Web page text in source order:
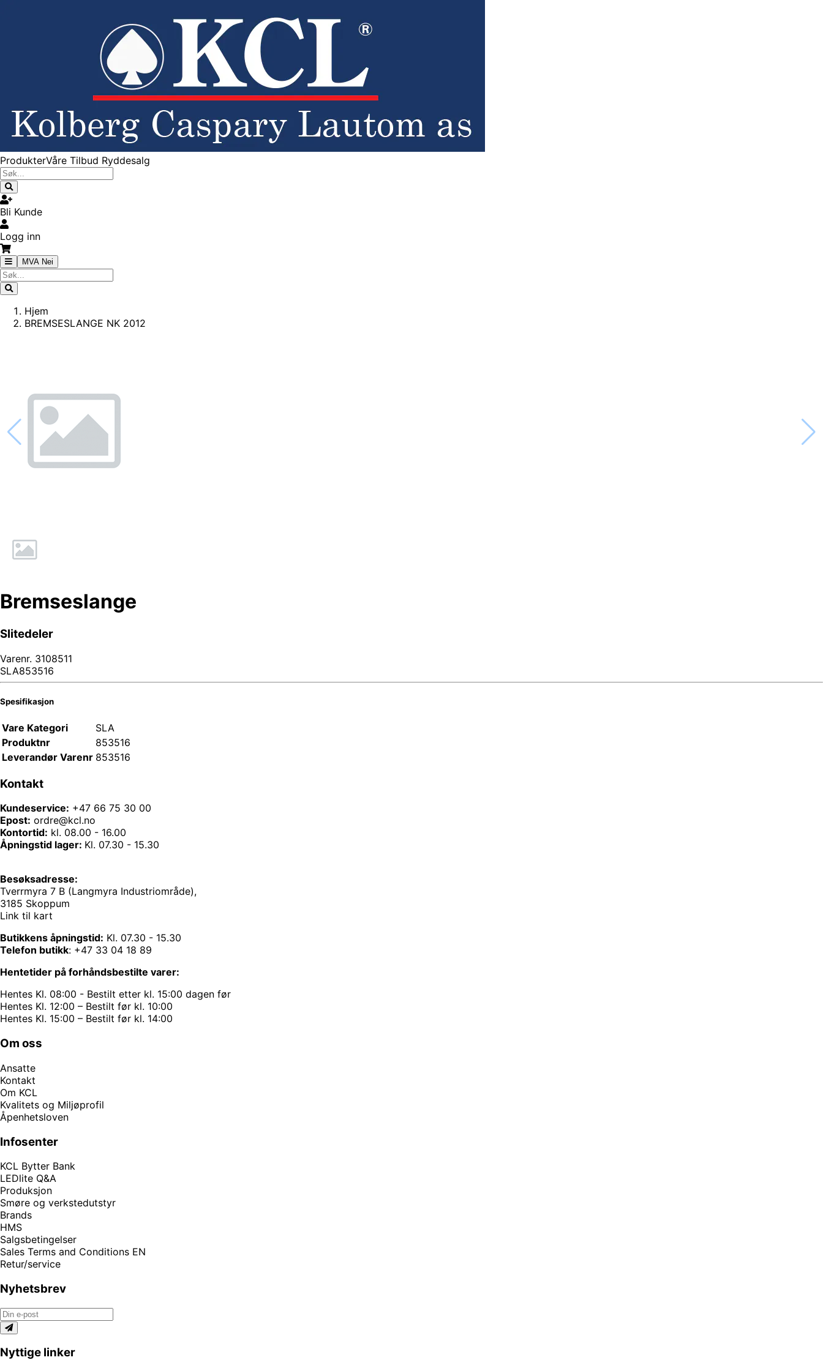
ProdukterVåre Tilbud Ryddesalg
Bli Kunde
Logg inn
MVA Nei
Hjem
BREMSESLANGE NK 2012
Bremseslange
Slitedeler
Varenr. 3108511
SLA853516
Spesifikasjon
Vare Kategori
SLA
Produktnr
853516
Leverandør Varenr 853516
Kontakt
Kundeservice: +47 66 75 30 00
Epost: ordre@kcl.no
Kontortid: kl. 08.00 - 16.00
Åpningstid lager: Kl. 07.30 - 15.30
Besøksadresse:
Tverrmyra 7 B (Langmyra Industriområde),
3185 Skoppum
Link til kart
Butikkens åpningstid: Kl. 07.30 - 15.30
Telefon butikk: +47 33 04 18 89
Hentetider på forhåndsbestilte varer:
Hentes Kl. 08:00 - Bestilt etter kl. 15:00 dagen før
Hentes Kl. 12:00 – Bestilt før kl. 10:00
Hentes Kl. 15:00 – Bestilt før kl. 14:00
Om oss
Ansatte
Kontakt
Om KCL
Kvalitets og Miljøprofil
Åpenhetsloven
Infosenter
KCL Bytter Bank
LEDlite Q&A
Produksjon
Smøre og verkstedutstyr
Brands
HMS
Salgsbetingelser
Sales Terms and Conditions EN
Retur/service
Nyhetsbrev
Nyttige linker